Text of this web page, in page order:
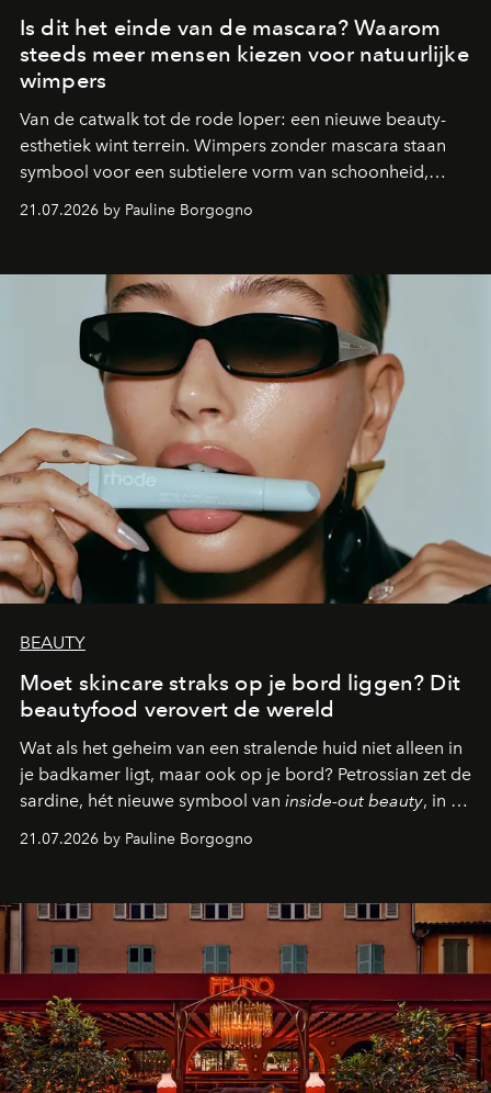
Is dit het einde van de mascara? Waarom
steeds meer mensen kiezen voor natuurlijke
wimpers
Van de catwalk tot de rode loper: een nieuwe beauty-
esthetiek wint terrein. Wimpers zonder mascara staan
symbool voor een subtielere vorm van schoonheid,
waarin zelfvertrouwen belangrijker is dan een overvloed
aan make-up.
21.07.2026 by Pauline Borgogno
BEAUTY
Moet skincare straks op je bord liggen? Dit
beautyfood verovert de wereld
Wat als het geheim van een stralende huid niet alleen in
je badkamer ligt, maar ook op je bord? Petrossian zet de
sardine, hét nieuwe symbool van inside-out beauty, in de
kijker met twee gastronomische creaties.
21.07.2026 by Pauline Borgogno